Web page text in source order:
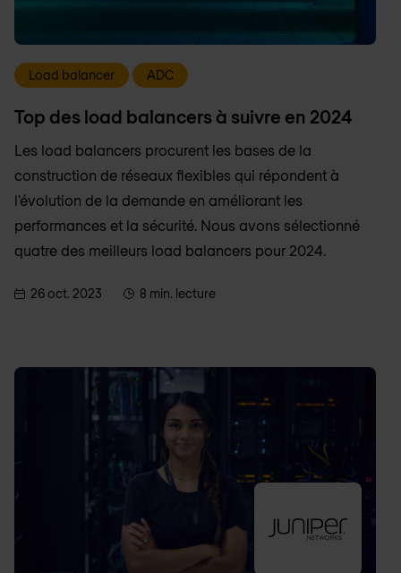
Load balancer ADC
Top des load balancers à suivre en 2024
Les load balancers procurent les bases de la
construction de réseaux flexibles qui répondent à
l'évolution de la demande en améliorant les
performances et la sécurité. Nous avons sélectionné
quatre des meilleurs load balancers pour 2024.
26 oct. 2023 8 min. lecture